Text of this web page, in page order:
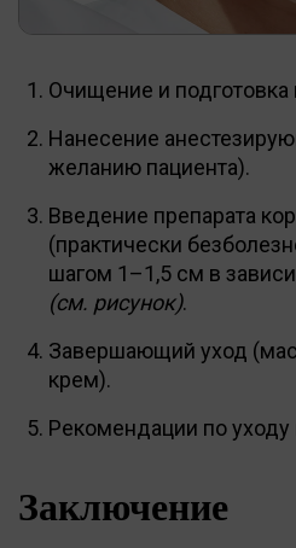
Очищение и
Нанесение
желанию пациента).
Введение препарата
(практически
шагом 1–1,5 см в
(см. рисунок).
Завершающий уход
крем).
Рекомендации по
Заключение